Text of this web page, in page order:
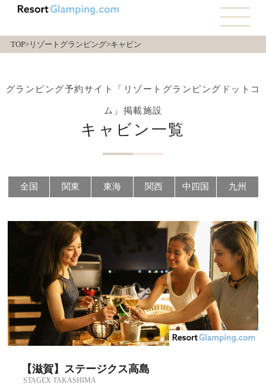
TOP>リゾートグランピング>キャビン
グランピング予約サイト「リゾートグランピングドットコ
ム」掲載施設
キャビン一覧
全国 関東 東海 関西 中四国 九州
【滋賀】ステージクス高島
STAGEX TAKASHIMA